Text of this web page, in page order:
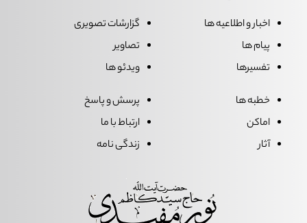
اخبار و اطلاعیه ها
پیام ها
تفسیرها
گزارشات تصویری
تصاویر
ویدئو ها
خطبه ها
اماکن
آثار
پرسش و پاسخ
ارتباط با ما
زندگی نامه